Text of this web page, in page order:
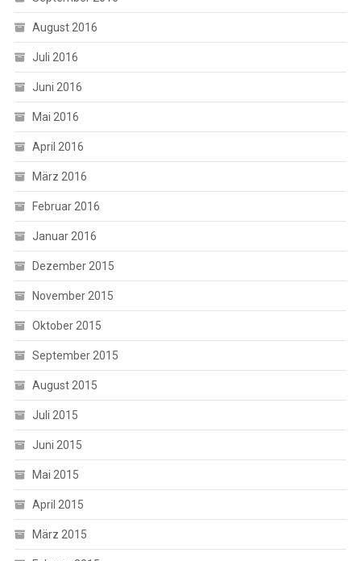
August 2016
Juli 2016
Juni 2016
Mai 2016
April 2016
März 2016
Februar 2016
Januar 2016
Dezember 2015
November 2015
Oktober 2015
September 2015
August 2015
Juli 2015
Juni 2015
Mai 2015
April 2015
März 2015